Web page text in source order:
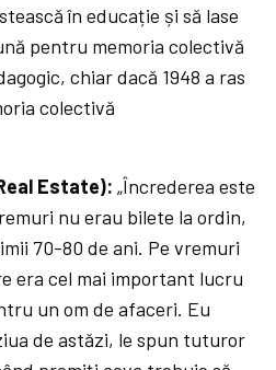
în educație și să lase
pentru memoria colectivă
chiar dacă 1948 a ras
colectivă
Estate):„Încrederea este
nu erau bilete la ordin,
70-80 de ani. Pe vremuri
era cel mai important lucru
un om de afaceri. Eu
de astăzi, le spun tuturor